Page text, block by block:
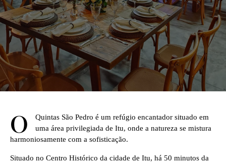
O
Quintas São Pedro é um refúgio encantador situado em
uma área privilegiada de Itu, onde a natureza se mistura
harmoniosamente com a sofisticação.
Situado no Centro Histórico da cidade de Itu, há 50 minutos da